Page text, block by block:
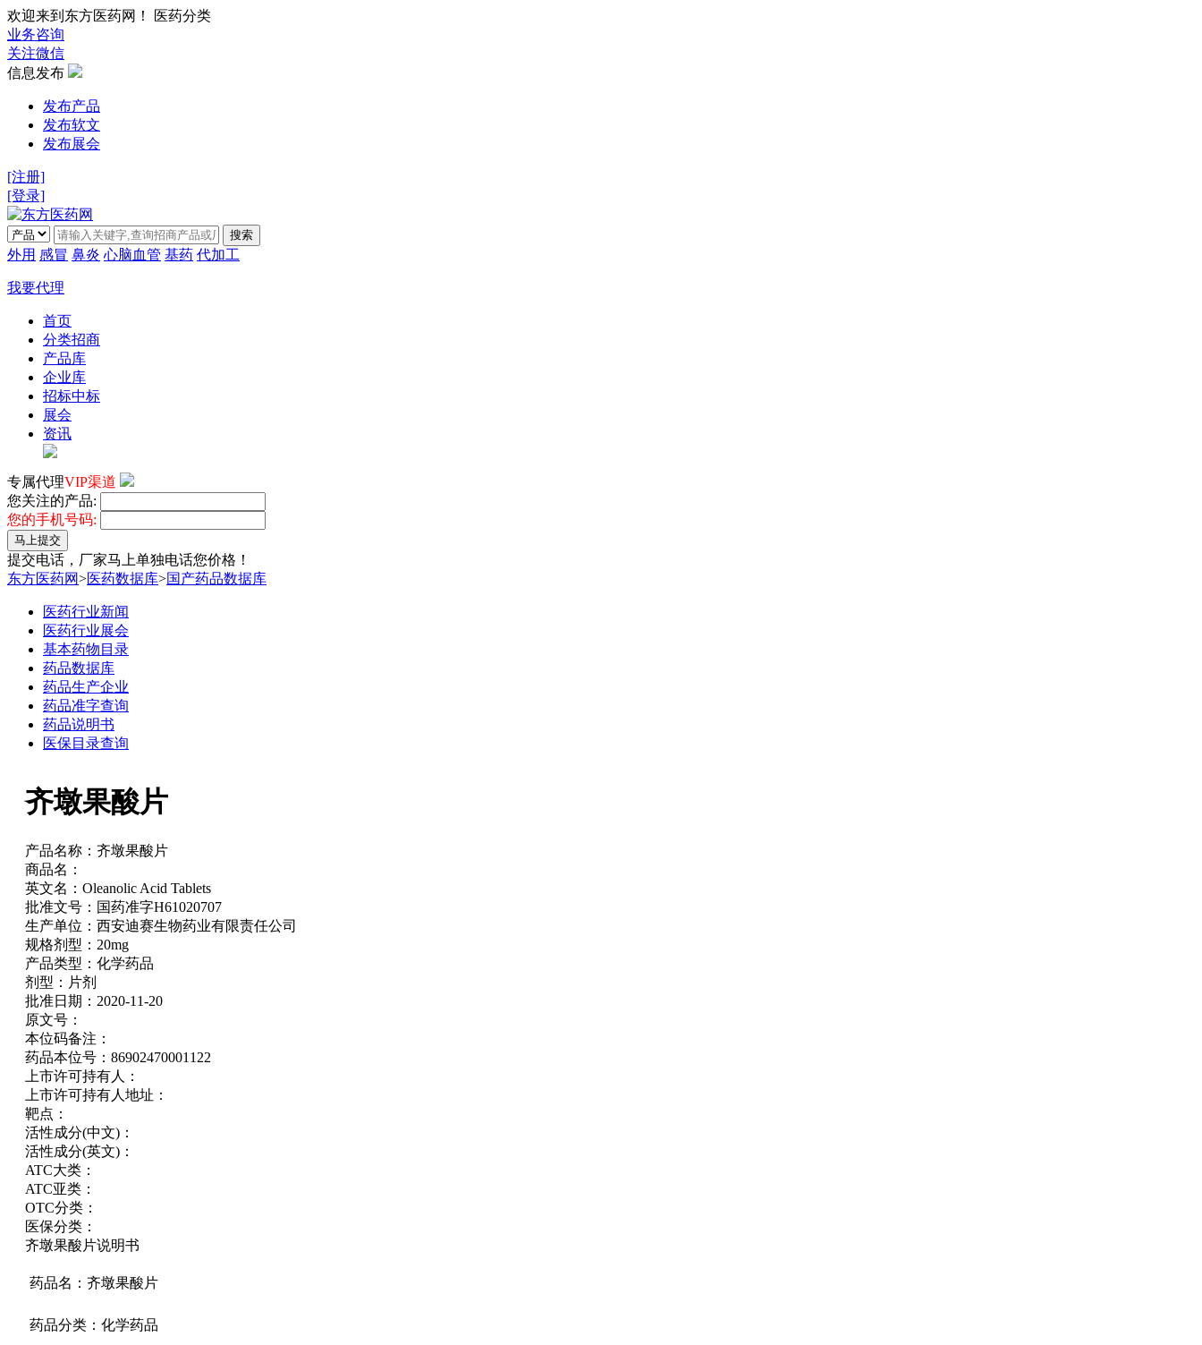
欢迎来到东方医药网！ 医药分类
业务咨询
关注微信
信息发布
发布产品
发布软文
发布展会
[注册]
[登录]
搜索
外用 感冒 鼻炎 心脑血管 基药 代加工
我要代理
首页
分类招商
产品库
企业库
招标中标
展会
资讯
专属代理VIP渠道
您关注的产品:
您的手机号码:
马上提交
提交电话，厂家马上单独电话您价格！
东方医药网>医药数据库>国产药品数据库
医药行业新闻
医药行业展会
基本药物目录
药品数据库
药品生产企业
药品准字查询
药品说明书
医保目录查询
齐墩果酸片
产品名称： 齐墩果酸片
商品名：
英文名： Oleanolic Acid Tablets
批准文号： 国药准字H61020707
生产单位： 西安迪赛生物药业有限责任公司
规格剂型： 20mg
产品类型： 化学药品
剂型： 片剂
批准日期： 2020-11-20
原文号：
本位码备注：
药品本位号： 86902470001122
上市许可持有人：
上市许可持有人地址：
靶点：
活性成分(中文)：
活性成分(英文)：
ATC大类：
ATC亚类：
OTC分类：
医保分类：
齐墩果酸片说明书
药品名：齐墩果酸片
药品分类：化学药品